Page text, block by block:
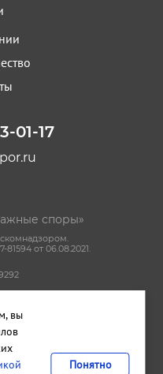
01-17
споры»
от 06.08.2021.
соглашение
сайта
вы
Понятно